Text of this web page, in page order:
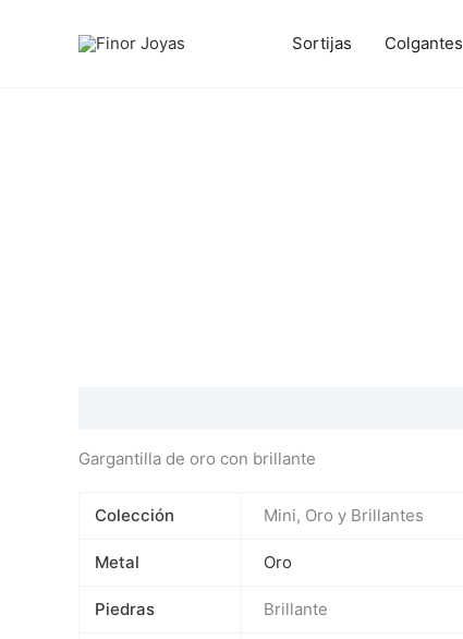
Sortijas Colgantes
Gargantilla de oro con brillante
Colección Mini, Oro y Brillantes
Metal Oro
Piedras Brillante